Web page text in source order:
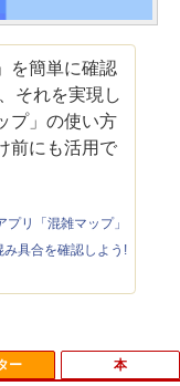
を簡単に確認
それを実現し
プ」の使い方
前にも活用で
リ「混雑マップ」
み具合を確認しよう!
ー 本